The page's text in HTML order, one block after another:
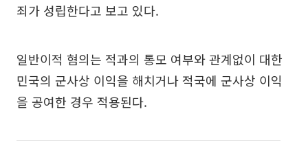
죄가 성립한다고 보고 있다.
일반이적 혐의는 적과의 통모 여부와 관계없이 대한
민국의 군사상 이익을 해치거나 적국에 군사상 이익
을 공여한 경우 적용된다.